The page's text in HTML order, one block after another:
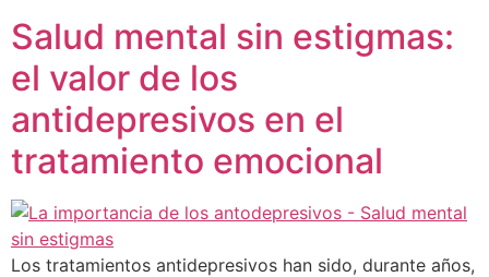
Salud mental sin estigmas:
el valor de los
antidepresivos en el
tratamiento emocional
Los tratamientos antidepresivos han sido, durante años,